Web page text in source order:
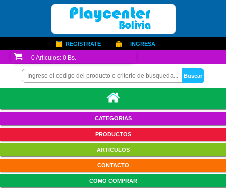
REGISTRATE INGRESA
0Artículos:0 Bs.
CATEGORIAS
PRODUCTOS
ARTICULOS
CONTACTO
COMO COMPRAR